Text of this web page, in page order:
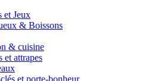
et Jeux
& Boissons
& cuisine
et attrapes
et porte-bonheur